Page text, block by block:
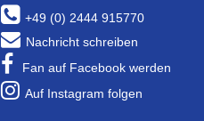
+49 (0) 2444 915770
Nachricht schreiben
Fan auf Facebook werden
Auf Instagram folgen